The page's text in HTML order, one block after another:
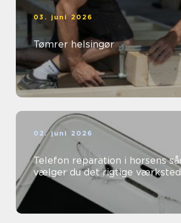
03. juni 2026
Tømrer helsingør
02. juni 2026
Telefon reparation i horsens sådan
vælger du det rigtige værksted